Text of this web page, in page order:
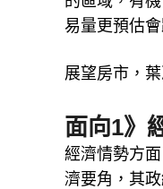
易量更預估
展望房市，
面向1》
經濟情勢方
濟要角，其